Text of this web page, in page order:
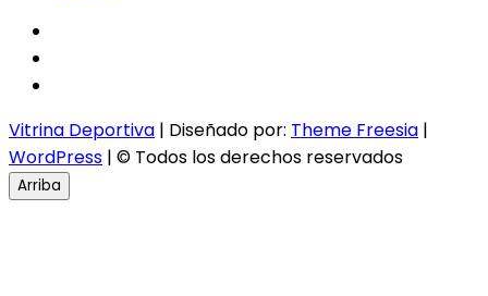
Vitrina Deportiva | Diseñado por: Theme Freesia |
WordPress | © Todos los derechos reservados
Arriba